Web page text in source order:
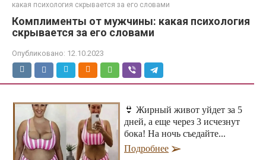
какая психология скрывается за его словами
Комплименты от мужчины: какая психология
скрывается за его словами
Опубликовано: 12.10.2023
👙 Жирный живот уйдет за 5
дней, а еще через 3 исчезнут
бока! На ночь съедайте...
Подробнее